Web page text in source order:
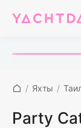
/ Яхты /
Party